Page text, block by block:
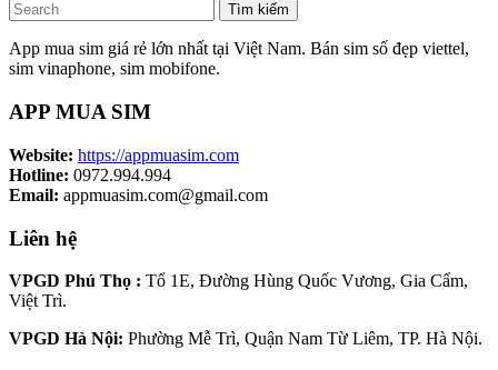
Tìm kiếm
App mua sim giá rẻ lớn nhất tại Việt Nam. Bán sim số đẹp viettel,
sim vinaphone, sim mobifone.
APP MUA SIM
Website: https://appmuasim.com
Hotline: 0972.994.994
Email: appmuasim.com@gmail.com
Liên hệ
VPGD Phú Thọ : Tổ 1E, Đường Hùng Quốc Vương, Gia Cẩm,
Việt Trì.
VPGD Hà Nội: Phường Mễ Trì, Quận Nam Từ Liêm, TP. Hà Nội.